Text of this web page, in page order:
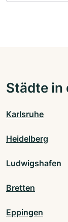
Städte in
Karlsruhe
Heidelberg
Ludwigshafen
Bretten
Eppingen